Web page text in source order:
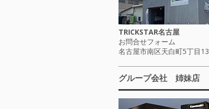
TRICKSTAR名古屋
お問合せフォーム
名古屋市南区天白町5丁目13
グループ会社 姉妹店